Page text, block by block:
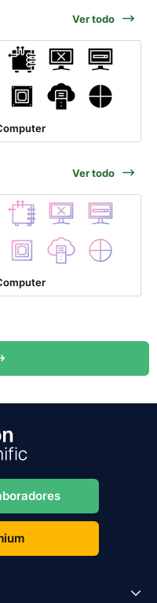
Ver todo
Ver todo